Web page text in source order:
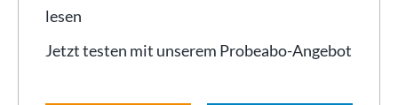
lesen
Jetzt testen mit unserem Probeabo-Angebot